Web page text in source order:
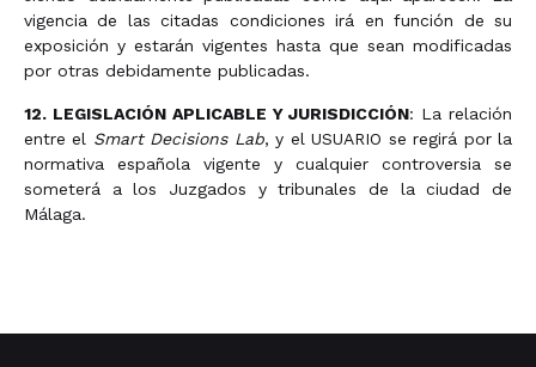
vigencia de las citadas condiciones irá en función de su
exposición y estarán vigentes hasta que sean modificadas
por otras debidamente publicadas.
12. LEGISLACIÓN APLICABLE Y JURISDICCIÓN: La relación
entre el Smart Decisions Lab, y el USUARIO se regirá por la
normativa española vigente y cualquier controversia se
someterá a los Juzgados y tribunales de la ciudad de
Málaga.